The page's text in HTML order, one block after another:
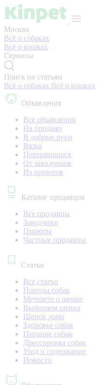
Москва
Всё о собаках
Всё о кошках
Сервисы
Поиск по статьям
Всё о собаках Всё о кошках
Объявления
Все объявления
На продажу
В добрые руки
Вязка
Потерявшиеся
От заводчиков
Из приютов
Каталог продавцов
Все продавцы
Заводчики
Приюты
Частные продавцы
Статьи
Все статьи
Породы собак
Мечтаете о щенке
Выбираем щенка
Щенок дома
Здоровье собак
Питание собак
Дрессировка собак
Уход и содержание
Новости